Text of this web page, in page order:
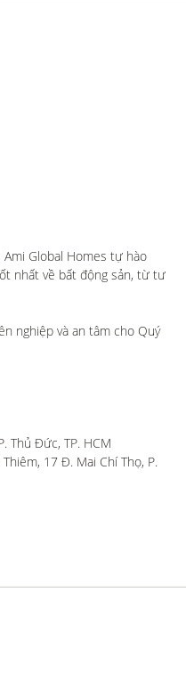
Global Homes tự hào
nhất về bất động sản, từ tư
nghiệp và an tâm cho Quý
Thủ Đức, TP. HCM
17 Đ. Mai Chí Thọ, P.